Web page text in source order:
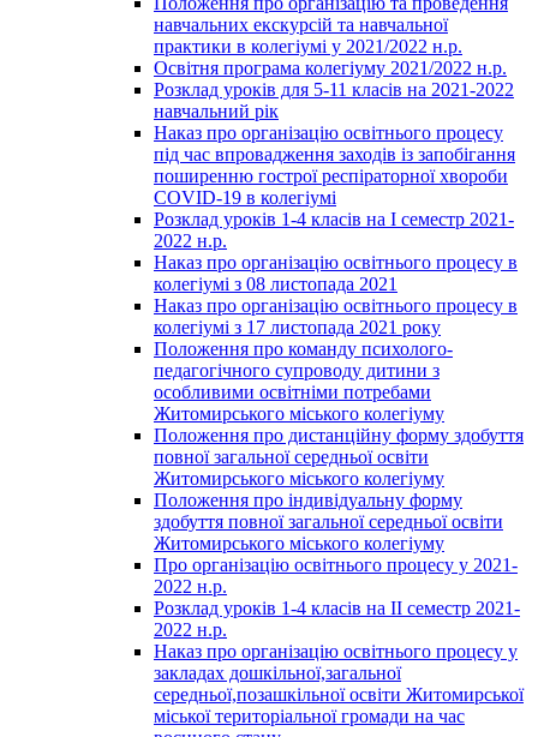
навчальних екскурсій та навчальної
практики в колегіумі у 2021/2022 н.р.
Освітня програма колегіуму 2021/2022 н.р.
Розклад уроків для 5-11 класів на 2021-2022
навчальний рік
Наказ про організацію освітнього процесу
під час впровадження заходів із запобігання
поширенню гострої респіраторної хвороби
COVID-19 в колегіумі
Розклад уроків 1-4 класів на І семестр 2021-
2022 н.р.
Наказ про організацію освітнього процесу в
колегіумі з 08 листопада 2021
Наказ про організацію освітнього процесу в
колегіумі з 17 листопада 2021 року
Положення про команду психолого-
педагогічного супроводу дитини з
особливими освітніми потребами
Житомирського міського колегіуму
Положення про дистанційну форму здобуття
повної загальної середньої освіти
Житомирського міського колегіуму
Положення про індивідуальну форму
здобуття повної загальної середньої освіти
Житомирського міського колегіуму
Про організацію освітнього процесу у 2021-
2022 н.р.
Розклад уроків 1-4 класів на ІІ семестр 2021-
2022 н.р.
Наказ про організацію освітнього процесу у
закладах дошкільної,загальної
середньої,позашкільної освіти Житомирської
міської територіальної громади на час